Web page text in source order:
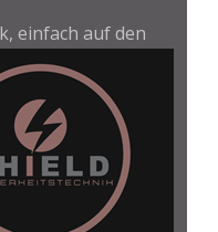
einfach auf den